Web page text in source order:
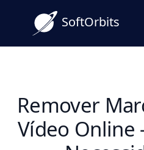
SoftOrbits
Remover
Vídeo Online